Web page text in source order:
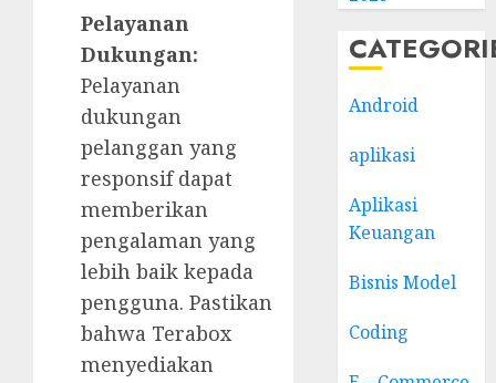
Pelayanan
Dukungan:
Pelayanan
dukungan
pelanggan yang
responsif dapat
memberikan
pengalaman yang
lebih baik kepada
pengguna. Pastikan
bahwa Terabox
menyediakan
Android
aplikasi
Aplikasi
Keuangan
Bisnis Model
Coding